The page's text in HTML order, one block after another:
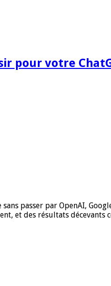
pour votre
passer par OpenAI,
et des résultats décevants